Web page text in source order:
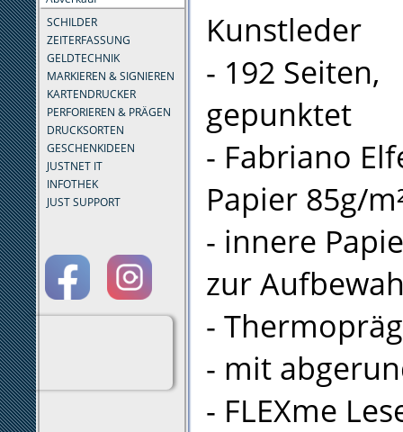
SCHILDER
ZEITERFASSUNG
GELDTECHNIK
MARKIEREN & SIGNIEREN
KARTENDRUCKER
PERFORIEREN & PRÄGEN
DRUCKSORTEN
GESCHENKIDEEN
JUSTNET IT
INFOTHEK
JUST SUPPORT
Kunstleder
- 192 Seiten,
gepunktet
- Fabriano
Papier 85g/
- innere
zur
-
- mit
- FLEXme